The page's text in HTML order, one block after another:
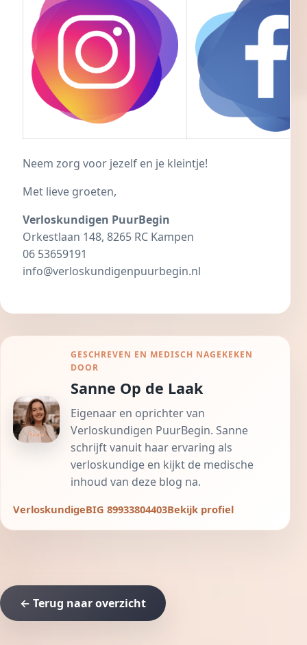
Neem zorg voor jezelf en je kleintje!
Met lieve groeten,
Verloskundigen PuurBegin
Orkestlaan 148, 8265 RC Kampen
06 53659191
info@verloskundigenpuurbegin.nl
GESCHREVEN EN MEDISCH NAGEKEKEN
DOOR
Sanne Op de Laak
Eigenaar en oprichter van
Verloskundigen PuurBegin. Sanne
schrijft vanuit haar ervaring als
verloskundige en kijkt de medische
inhoud van deze blog na.
VerloskundigeBIG 89933804403Bekijk profiel
← Terug naar overzicht